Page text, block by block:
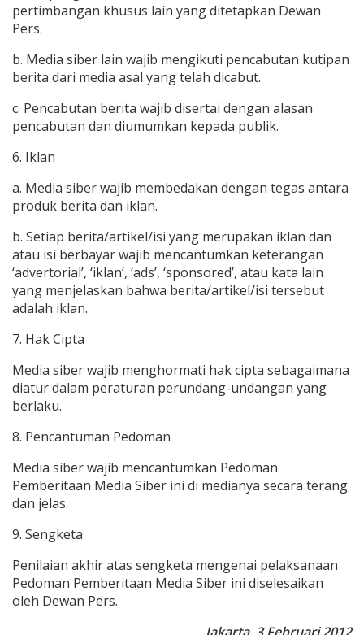
pertimbangan khusus lain yang ditetapkan Dewan
Pers.
b. Media siber lain wajib mengikuti pencabutan kutipan
berita dari media asal yang telah dicabut.
c. Pencabutan berita wajib disertai dengan alasan
pencabutan dan diumumkan kepada publik.
6. Iklan
a. Media siber wajib membedakan dengan tegas antara
produk berita dan iklan.
b. Setiap berita/artikel/isi yang merupakan iklan dan
atau isi berbayar wajib mencantumkan keterangan
‘advertorial’, ‘iklan’, ‘ads’, ‘sponsored’, atau kata lain
yang menjelaskan bahwa berita/artikel/isi tersebut
adalah iklan.
7. Hak Cipta
Media siber wajib menghormati hak cipta sebagaimana
diatur dalam peraturan perundang-undangan yang
berlaku.
8. Pencantuman Pedoman
Media siber wajib mencantumkan Pedoman
Pemberitaan Media Siber ini di medianya secara terang
dan jelas.
9. Sengketa
Penilaian akhir atas sengketa mengenai pelaksanaan
Pedoman Pemberitaan Media Siber ini diselesaikan
oleh Dewan Pers.